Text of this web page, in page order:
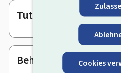
Cookies
Tutorials
Behörden & sonstige